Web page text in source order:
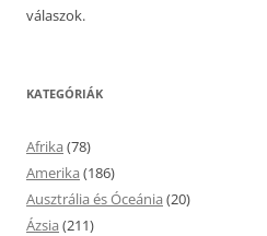
válaszok.
KATEGÓRIÁK
Afrika (78)
Amerika (186)
Ausztrália és Óceánia (20)
Ázsia (211)